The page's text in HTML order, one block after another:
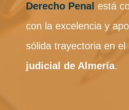
Derecho Penal está
con la excelencia y
sólida trayectoria en el
judicial de Almería.